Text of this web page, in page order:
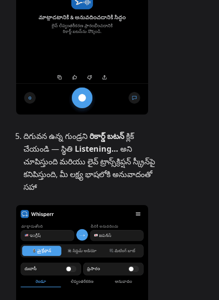
దిగువన ఉన్న గుండ్రనిరికార్డ్ బటన్క్లిక్
చేయండి — స్థితి Listening… అని
చూపిస్తుంది మరియు లైవ్ ట్రాన్స్‌క్రిప్షన్ స్క్రీన్‌పై
కనిపిస్తుంది, మీ లక్ష్య భాషలోకి అనువాదంతో
సహా